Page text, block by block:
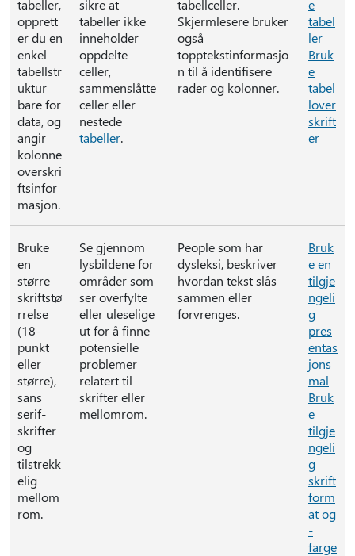
tabeller,
opprett
er du en
enkel
tabellstr
uktur
bare for
data, og
angir
kolonne
overskri
ftsinfor
masjon.
sikre at
tabeller ikke
inneholder
oppdelte
celler,
sammenslåtte
celler eller
nestede
tabeller.
tabellceller.
Skjermlesere bruker
også
topptekstinformasjo
n til å identifisere
rader og kolonner.
e
tabel
ler
Bruk
e
tabel
lover
skrift
er
Bruke
en
større
skriftstø
rrelse
(18-
punkt
eller
større),
sans
serif-
skrifter
og
tilstrekk
elig
mellom
rom.
Se gjennom
lysbildene for
områder som
ser overfylte
eller uleselige
ut for å finne
potensielle
problemer
relatert til
skrifter eller
mellomrom.
People som har
dysleksi, beskriver
hvordan tekst slås
sammen eller
forvrenges.
Bruk
e en
tilgje
ngeli
g
pres
entas
jons
mal
Bruk
e
tilgje
ngeli
g
skrift
form
at og
-
farge